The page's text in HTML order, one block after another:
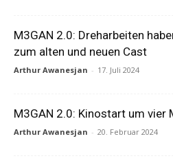
M3GAN 2.0: Dreharbeiten
zum alten und neuen Cast
Arthur Awanesjan - 17. Juli 2024
M3GAN 2.0: Kinostart um vier
Arthur Awanesjan - 20. Februar 2024